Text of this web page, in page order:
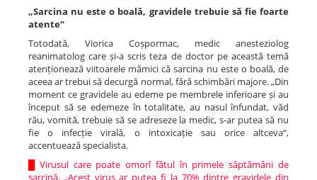
„Sarcina nu este o boală, gravidele trebuie să fie foarte
atente“
Totodată, Viorica Coșpormac, medic anesteziolog
reanimatolog care și-a scris teza de doctor pe această temă
atenționează viitoarele mămici că sarcina nu este o boală, de
aceea ar trebui să decurgă normal, fără schimbări majore. „Din
moment ce gravidele au edeme pe membrele inferioare și au
început să se edemeze în totalitate, au nasul înfundat, văd
rău, vomită, trebuie să se adreseze la medic, s-ar putea să nu
fie o infecție virală, o intoxicație sau orice altceva“,
accentuează specialista.
Virusul care poate omorî fătul în primele săptămâni de
sarcină. „Acest virus ar putea fi la 70% dintre gravidele din